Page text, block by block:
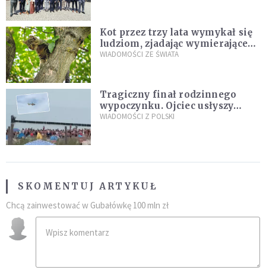
Kot przez trzy lata wymykał się
ludziom, zjadając wymierające
kaczki. W końcu popełnił
WIADOMOŚCI ZE ŚWIATA
Tragiczny finał rodzinnego
wypoczynku. Ojciec usłyszy
zarzuty
WIADOMOŚCI Z POLSKI
SKOMENTUJ ARTYKUŁ
Chcą zainwestować w Gubałówkę 100 mln zł